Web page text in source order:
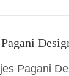
Pagani